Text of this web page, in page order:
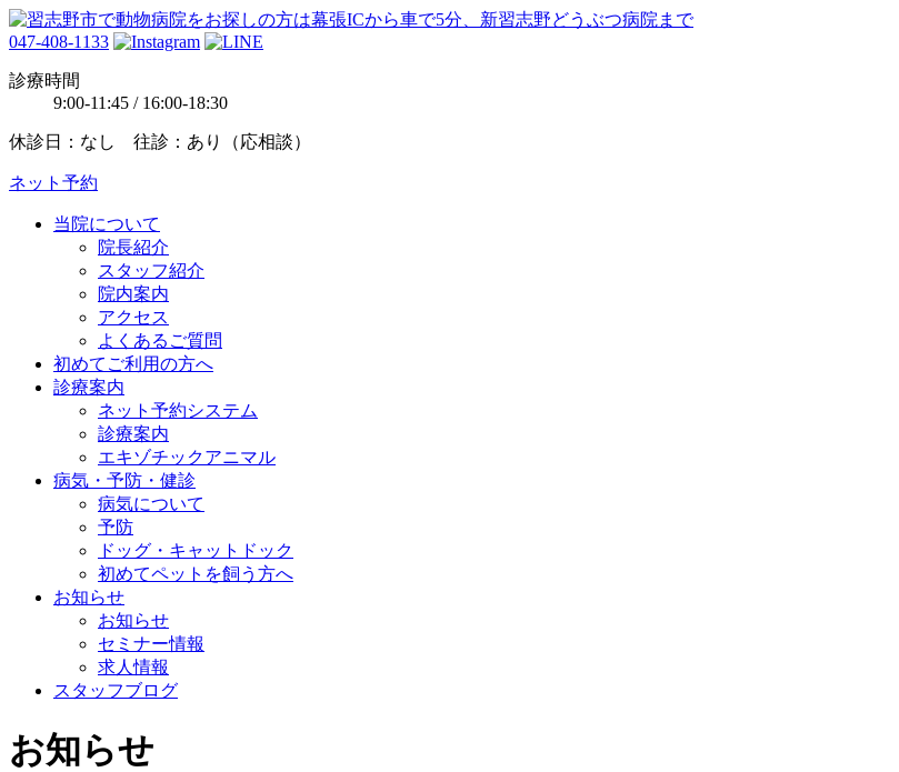
047-408-1133
診療時間
9:00-11:45 / 16:00-18:30
休診日：なし 往診：あり（応相談）
ネット予約
当院について
院長紹介
スタッフ紹介
院内案内
アクセス
よくあるご質問
初めてご利用の方へ
診療案内
ネット予約システム
診療案内
エキゾチックアニマル
病気・予防・健診
病気について
予防
ドッグ・キャットドック
初めてペットを飼う方へ
お知らせ
お知らせ
セミナー情報
求人情報
スタッフブログ
お知らせ